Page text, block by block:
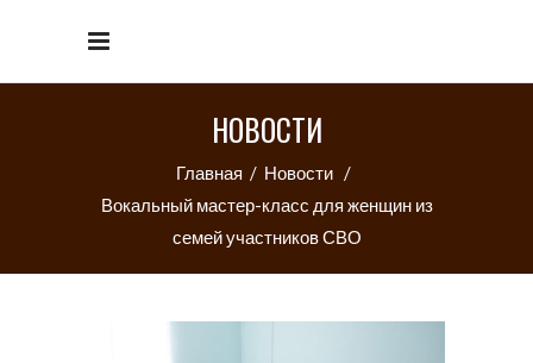
НОВОСТИ
Главная / Новости /
Вокальный мастер-класс для женщин из
семей участников СВО